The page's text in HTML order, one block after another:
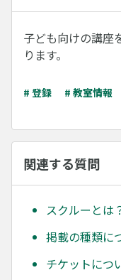
子ども向けの講座
ります。
# 登録 # 教室情報
関連する質問
スクルーとは
掲載の種類に
チケットにつ